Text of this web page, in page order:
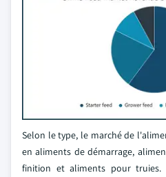
Selon le type, le marché de
en aliments de démarrage,
finition et aliments pour truies.